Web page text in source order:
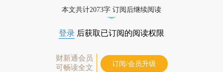
本文共计2073字 订阅后继续阅读
登录 后获取已订阅的阅读权限
财新通会员
可畅读全文
订阅/会员升级